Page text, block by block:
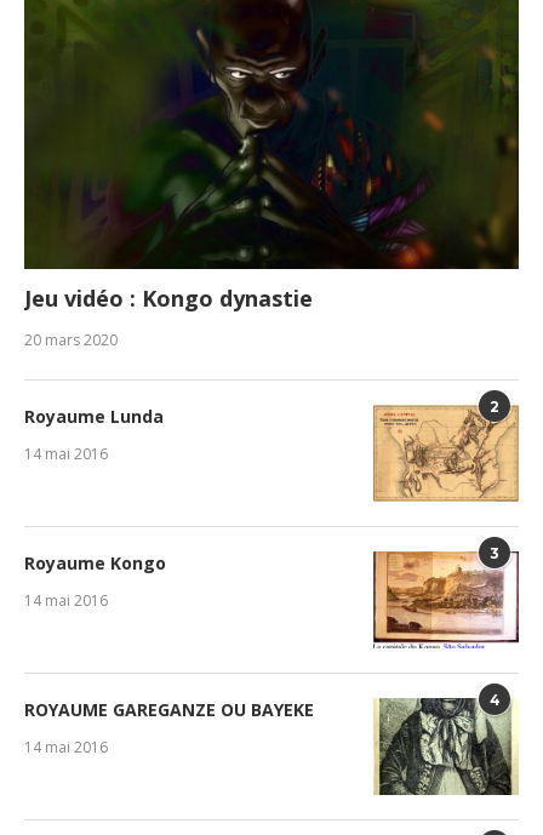
Jeu vidéo : Kongo dynastie
20 mars 2020
2
Royaume Lunda
14 mai 2016
3
Royaume Kongo
14 mai 2016
4
ROYAUME GAREGANZE OU BAYEKE
14 mai 2016